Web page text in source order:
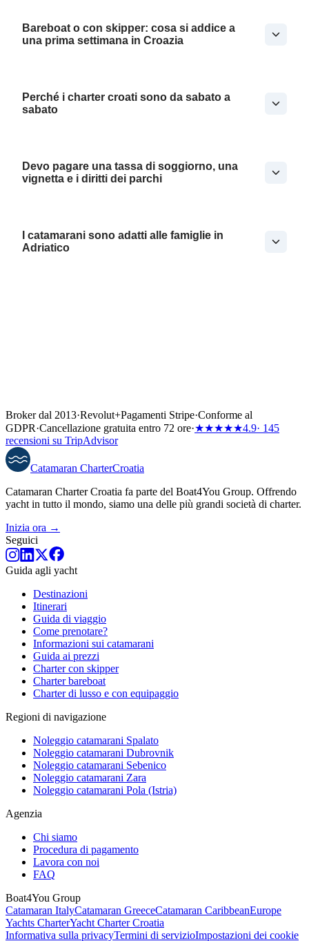
Bareboat o con skipper: cosa si addice a
una prima settimana in Croazia
Perché i charter croati sono da sabato a
sabato
Devo pagare una tassa di soggiorno, una
vignetta e i diritti dei parchi
I catamarani sono adatti alle famiglie in
Adriatico
Broker dal 2013·Revolut+Pagamenti Stripe·Conforme al
GDPR·Cancellazione gratuita entro 72 ore·★★★★★4.9· 145
recensioni su TripAdvisor
Catamaran CharterCroatia
Catamaran Charter Croatia fa parte del Boat4You Group. Offrendo
yacht in tutto il mondo, siamo una delle più grandi società di charter.
Inizia ora →
Seguici
Guida agli yacht
Destinazioni
Itinerari
Guida di viaggio
Come prenotare?
Informazioni sui catamarani
Guida ai prezzi
Charter con skipper
Charter bareboat
Charter di lusso e con equipaggio
Regioni di navigazione
Noleggio catamarani Spalato
Noleggio catamarani Dubrovnik
Noleggio catamarani Sebenico
Noleggio catamarani Zara
Noleggio catamarani Pola (Istria)
Agenzia
Chi siamo
Procedura di pagamento
Lavora con noi
FAQ
Boat4You Group
Catamaran ItalyCatamaran GreeceCatamaran CaribbeanEurope
Yachts CharterYacht Charter Croatia
Informativa sulla privacyTermini di servizioImpostazioni dei cookie